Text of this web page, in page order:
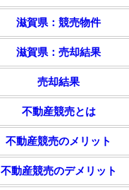
滋賀県：競売物件
滋賀県：売却結果
売却結果
不動産競売とは
不動産競売のメリット
不動産競売のデメリット